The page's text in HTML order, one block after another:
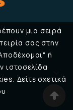
μια σειρά
σας στην
ή
ιστοσελίδα
Δείτε σχετικά

